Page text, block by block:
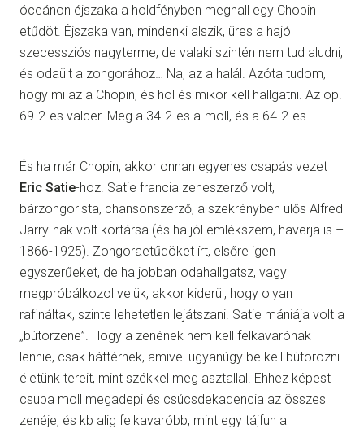
óceánon éjszaka a holdfényben meghall egy Chopin
etűdöt. Éjszaka van, mindenki alszik, üres a hajó
szecessziós nagyterme, de valaki szintén nem tud aludni,
és odaült a zongorához… Na, az a halál. Azóta tudom,
hogy mi az a Chopin, és hol és mikor kell hallgatni. Az op.
69-2-es valcer. Meg a 34-2-es a-moll, és a 64-2-es.
És ha már Chopin, akkor onnan egyenes csapás vezet
Eric Satie-hoz. Satie francia zeneszerző volt,
bárzongorista, chansonszerző, a szekrényben ülős Alfred
Jarry-nak volt kortársa (és ha jól emlékszem, haverja is –
1866-1925). Zongoraetűdöket írt, elsőre igen
egyszerűeket, de ha jobban odahallgatsz, vagy
megpróbálkozol velük, akkor kiderül, hogy olyan
rafináltak, szinte lehetetlen lejátszani. Satie mániája volt a
„bútorzene”. Hogy a zenének nem kell felkavarónak
lennie, csak háttérnek, amivel ugyanúgy be kell bútorozni
életünk tereit, mint székkel meg asztallal. Ehhez képest
csupa moll megadepi és csúcsdekadencia az összes
zenéje, és kb alig felkavaróbb, mint egy tájfun a